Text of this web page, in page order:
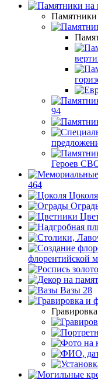
94
Героев
464
Цоколя
флорентийской
Вазы 28